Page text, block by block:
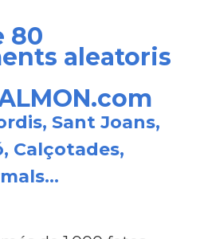
80
aleatoris
Sant Joans,
Calçotades,